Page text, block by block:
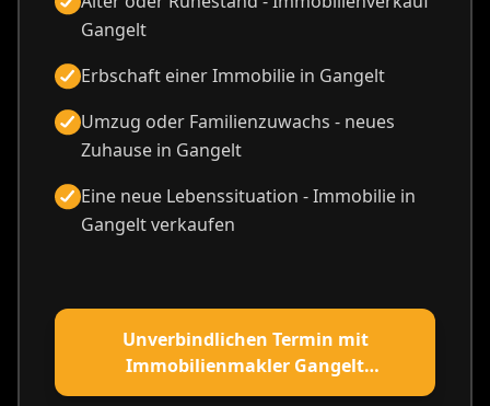
Gangelt
Erbschaft einer Immobilie in Gangelt
Umzug oder Familienzuwachs - neues
Zuhause in Gangelt
Eine neue Lebenssituation - Immobilie in
Gangelt verkaufen
Unverbindlichen Termin mit
Immobilienmakler Gangelt
vereinbaren